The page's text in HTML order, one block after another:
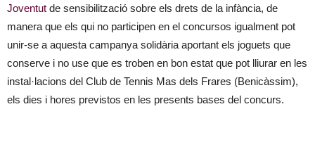
Joventut de sensibilització sobre els drets de la infància, de
manera que els qui no participen en el concursos igualment pot
unir-se a aquesta campanya solidària aportant els joguets que
conserve i no use que es troben en bon estat que pot lliurar en les
instal·lacions del Club de Tennis Mas dels Frares (Benicàssim),
els dies i hores previstos en les presents bases del concurs.